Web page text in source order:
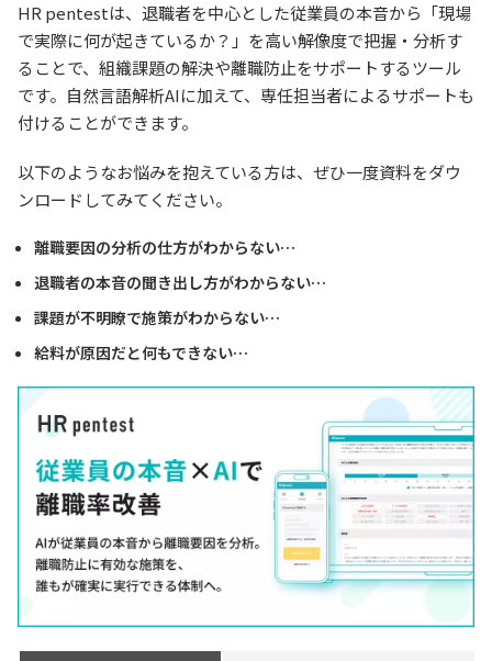
HR pentestは、退職者を中心とした従業員の本音から「現場
で実際に何が起きているか？」を高い解像度で把握・分析す
ることで、組織課題の解決や離職防止をサポートするツール
です。自然言語解析AIに加えて、専任担当者によるサポートも
付けることができます。
以下のようなお悩みを抱えている方は、ぜひ一度資料をダウ
ンロードしてみてください。
離職要因の分析の仕方がわからない…
退職者の本音の聞き出し方がわからない…
課題が不明瞭で施策がわからない…
給料が原因だと何もできない…